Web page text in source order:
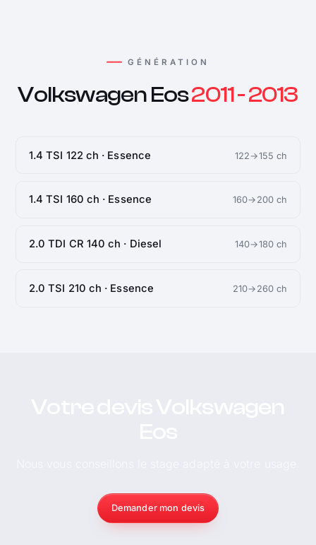
GÉNÉRATION
Volkswagen Eos2011 - 2013
1.4 TSI 122 ch · Essence 122→155 ch
1.4 TSI 160 ch · Essence 160→200 ch
2.0 TDI CR 140 ch · Diesel 140→180 ch
2.0 TSI 210 ch · Essence 210→260 ch
Demander mon devis